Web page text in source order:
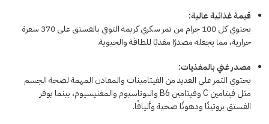
قيمة غذائية عالية:
يحتوي كل 100 جرام من تمر سكري كريمة التوفي بالفستق على 370 سعرة
حرارية، مما يجعله مصدرًا مغذيًا للطاقة والحيوية.
مصدر غني بالمغذيات:
يحتوي التمر على العديد من الفيتامينات والمعادن المهمة لصحة الجسم
مثل فيتامين C وفيتامين B6 والبوتاسيوم والمغنيسيوم، بينما يوفر
الفستق بروتينًا ودهونًا صحية وأليافًا.